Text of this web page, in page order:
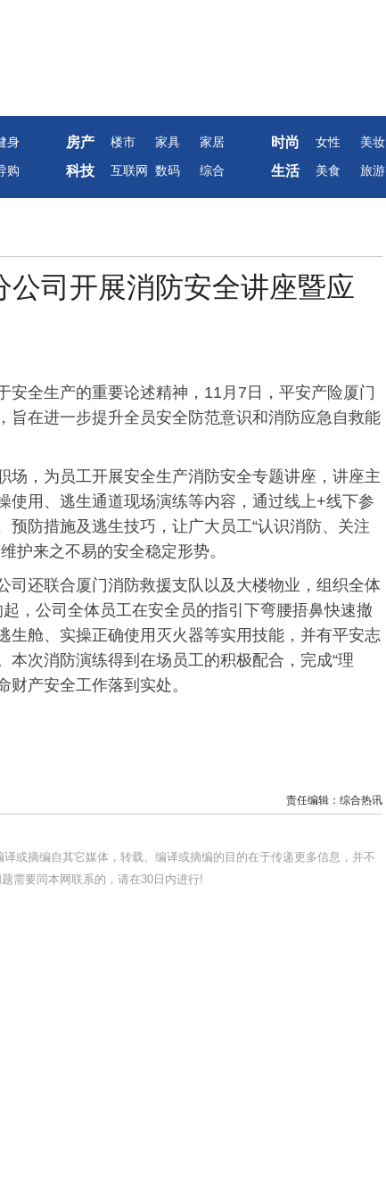
身 房产 楼市 家具 家居 时尚 女性 美妆
购 科技 互联网 数码 综合 生活 美食 旅游
公司开展消防安全讲座暨应
安全生产的重要论述精神，11月7日，平安产险厦门
在进一步提升全员安全防范意识和消防应急自救能
，为员工开展安全生产消防安全专题讲座，讲座主
用、逃生通道现场演练等内容，通过线上+线下参
防措施及逃生技巧，让广大员工“认识消防、关注
护来之不易的安全稳定形势。
还联合厦门消防救援支队以及大楼物业，组织全体
，公司全体员工在安全员的指引下弯腰捂鼻快速撤
舱、实操正确使用灭火器等实用技能，并有平安志
次消防演练得到在场员工的积极配合，完成“理
财产安全工作落到实处。
责任编辑：综合热讯
或摘编自其它媒体，转载、编译或摘编的目的在于传递更多信息，并不
需要同本网联系的，请在30日内进行!